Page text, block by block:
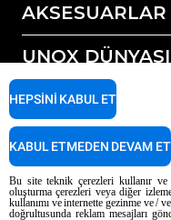
AKSESUARLAR
Tüm aksesuarlar
Otomatik yıkama için
Elle yıkama için deterjanlar
Reçine filtrelerle su arıtma
UNOX DÜNYASI
Dünyadaki ofislerimizx
DESTEK
Unox garanti
Servis Bulucu
AI Content Disclaimer
Bu site teknik çerezleri kullanır ve
oluşturma çerezleri veya diğer
kullanımı ve internette gezinme ve /
doğrultusunda reklam mesajları
HEPSINI KABUL ET
KABUL ETMEDEN DEVAM ET